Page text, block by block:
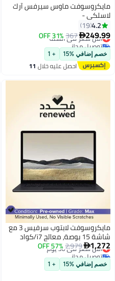
مايكروسوفت ماوس سيرفس آرك
لاسلكي -
4.2
19
249.99
367
31% OFF
أقل سعر في السنة
توصيل مجاني
أقل سعر في السنة
خصم إضافي %15 + 1
احصل عليه خلال 11
مايكروسوفت لابتوب سرفيس 3 مع
شاشة 15 بوصة، معالج i7/كواد
كور/الجيل العاشر/ذاكرة 16
10 - معتمد مسبقاً
1,272
2,979
57% OFFأقل سعر في 30 يوم
توصيل مجاني
أقل سعر في 30 يوم
خصم إضافي %15 + 1